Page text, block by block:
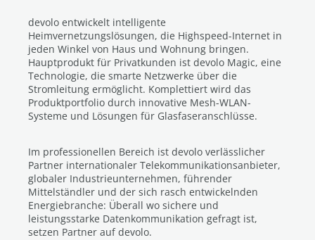
devolo entwickelt intelligente
Heimvernetzungslösungen, die Highspeed-Internet in
jeden Winkel von Haus und Wohnung bringen.
Hauptprodukt für Privatkunden ist devolo Magic, eine
Technologie, die smarte Netzwerke über die
Stromleitung ermöglicht. Komplettiert wird das
Produktportfolio durch innovative Mesh-WLAN-
Systeme und Lösungen für Glasfaseranschlüsse.
Im professionellen Bereich ist devolo verlässlicher
Partner internationaler Telekommunikationsanbieter,
globaler Industrieunternehmen, führender
Mittelständler und der sich rasch entwickelnden
Energiebranche: Überall wo sichere und
leistungsstarke Datenkommunikation gefragt ist,
setzen Partner auf devolo.